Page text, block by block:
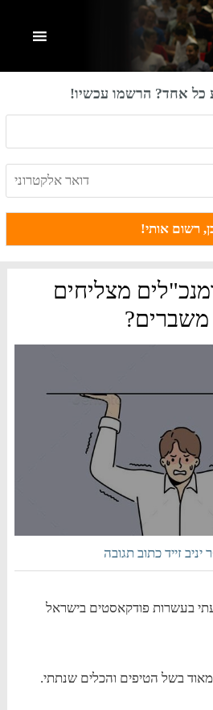
כל אחד? הרשמו עכשיו!
מצליחים
יניב זייד כתוב תגובה
בעשרות פודקאסטים בישראל
בשל הטיפים והכלים שנתתי.